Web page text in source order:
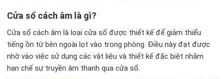
Cửa sổ cách âm là gì?
Cửa sổ cách âm là loại cửa sổ được thiết kế để giảm thiểu
tiếng ồn từ bên ngoài lọt vào trong phòng. Điều này đạt được
nhờ vào việc sử dụng các vật liệu và thiết kế đặc biệt nhằm
hạn chế sự truyền âm thanh qua cửa sổ.